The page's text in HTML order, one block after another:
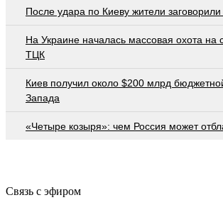
После удара по Киеву жители
На Украине началась массовая охота на
ТЦК
Киев получил около $200 млрд
Запада
«Четыре козыря»: чем Россия может
Связь с эфиром